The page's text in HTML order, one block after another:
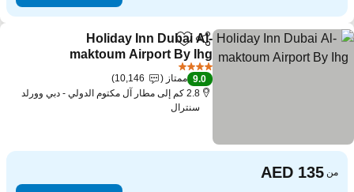
مشاركةAdd to favorites
Holiday Inn Dubai Al-
maktoum Airport By Ihg
9.0 ممتاز
10,146
2.8 كم إلى مطار آل مكتوم الدولي - دبي وورلد
سنترال
من